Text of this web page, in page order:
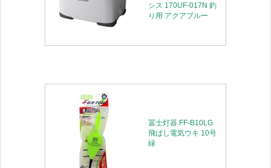
シス 170UF-017N 釣
り用 アクアブルー
冨士灯器 FF-B10LG
飛ばし電気ウキ 10号
緑